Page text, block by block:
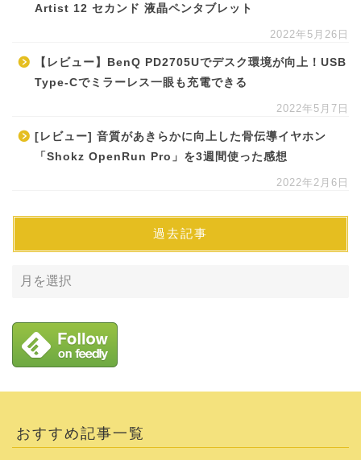
Artist 12 セカンド 液晶ペンタブレット
2022年5月26日
【レビュー】BenQ PD2705Uでデスク環境が向上！USB
Type-Cでミラーレス一眼も充電できる
2022年5月7日
[レビュー] 音質があきらかに向上した骨伝導イヤホン
「Shokz OpenRun Pro」を3週間使った感想
2022年2月6日
過去記事
おすすめ記事一覧